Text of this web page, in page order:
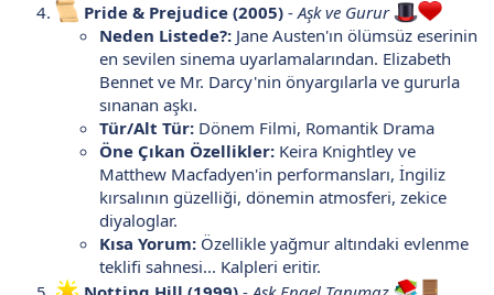
Pride & Prejudice (2005) -Aşk ve Gurur
Neden Listede?: Jane Austen'ın ölümsüz eserinin
en sevilen sinema uyarlamalarından. Elizabeth
Bennet ve Mr. Darcy'nin önyargılarla ve gururla
sınanan aşkı.
Tür/Alt Tür: Dönem Filmi, Romantik Drama
Öne Çıkan Özellikler: Keira Knightley ve
Matthew Macfadyen'in performansları, İngiliz
kırsalının güzelliği, dönemin atmosferi, zekice
diyaloglar.
Kısa Yorum: Özellikle yağmur altındaki evlenme
teklifi sahnesi... Kalpleri eritir.